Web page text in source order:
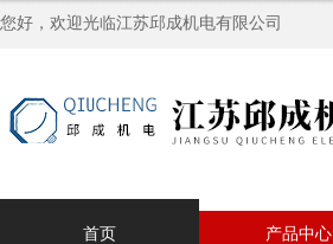
您好，欢迎光临江苏邱成机电有限公司
首页 产品中心